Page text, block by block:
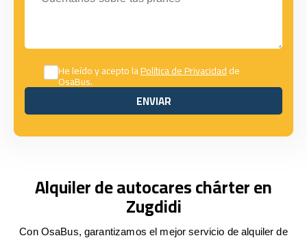
He leído y acepto laPolítica de Privacidadde
OsaBus.
ENVIAR
ENVIAR
Alquiler de autocares chárter en
Zugdidi
Con OsaBus, garantizamos el mejor servicio de alquiler de